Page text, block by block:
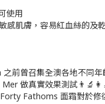
使用
感肌膚，容易紅血絲的及
前曾召集全澳各地不同年
做真實效果測試
Fathoms 面霜對於修